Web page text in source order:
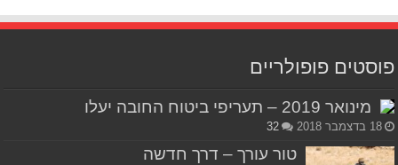
פוסטים פופולריים
מינואר 2019 – תעריפי ביטוח החובה יעלו
18 בדצמבר 2018 32
טור עורך – דרך חדשה